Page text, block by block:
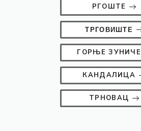
РГОШТЕ
ТРГОВИШТЕ
ГОРЊЕ ЗУНИЧЕ
КАНДАЛИЦА
ТРНОВАЦ